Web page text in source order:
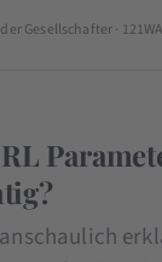
Gesellschafter ·